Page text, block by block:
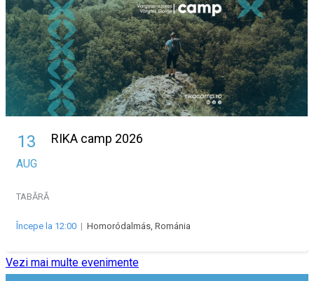
13
AUG
RIKA camp 2026
TABĂRĂ
Începe la 12:00 | Homoródalmás, Románia
Vezi mai multe evenimente